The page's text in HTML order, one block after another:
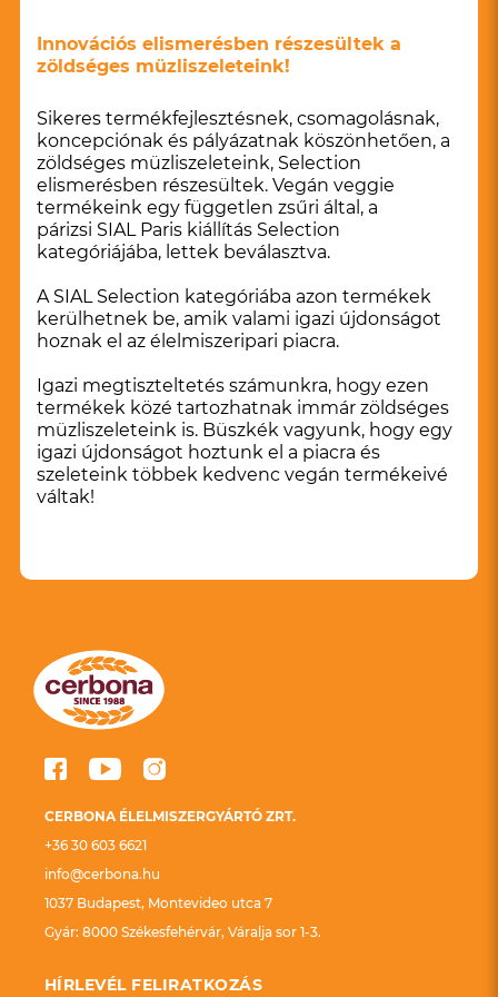
Innovációs elismerésben részesültek a
zöldséges müzliszeleteink!
Sikeres termékfejlesztésnek, csomagolásnak,
koncepciónak és pályázatnak köszönhetően, a
zöldséges müzliszeleteink, Selection
elismerésben részesültek. Vegán veggie
termékeink egy független zsűri által, a
párizsi SIAL Paris kiállítás Selection
kategóriájába, lettek beválasztva.
A SIAL Selection kategóriába azon termékek
kerülhetnek be, amik valami igazi újdonságot
hoznak el az élelmiszeripari piacra.
Igazi megtiszteltetés számunkra, hogy ezen
termékek közé tartozhatnak immár zöldséges
müzliszeleteink is. Büszkék vagyunk, hogy egy
igazi újdonságot hoztunk el a piacra és
szeleteink többek kedvenc vegán termékeivé
váltak!
CERBONA ÉLELMISZERGYÁRTÓ ZRT.
+36 30 603 6621
info@cerbona.hu
1037 Budapest, Montevideo utca 7
Gyár: 8000 Székesfehérvár, Váralja sor 1-3.
HÍRLEVÉL FELIRATKOZÁS